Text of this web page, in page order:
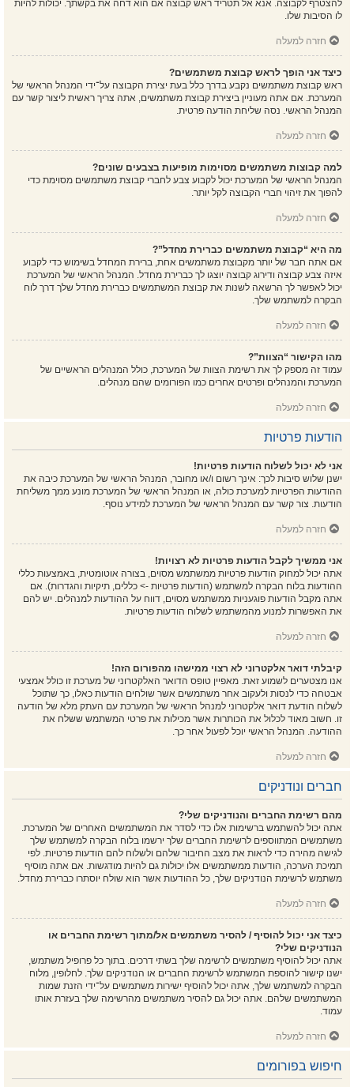
להצטרף לקבוצה. אנא אל תטריד ראש קבוצה אם הוא דחה את בקשתך. יכולות להיות
לו הסיבות שלו.
חזרה למעלה
כיצד אני הופך לראש קבוצת משתמשים?
ראש קבוצת משתמשים נקבע בדרך כלל בעת יצירת הקבוצה על־ידי המנהל הראשי של
המערכת. אם אתה מעוניין ביצירת קבוצת משתמשים, אתה צריך ראשית ליצור קשר עם
המנהל הראשי. נסה שליחת הודעה פרטית.
חזרה למעלה
למה קבוצות משתמשים מסוימות מופיעות בצבעים שונים?
המנהל הראשי של המערכת יכול לקבוע צבע לחברי קבוצת משתמשים מסוימת כדי
להפוך את זיהוי חברי הקבוצה לקל יותר.
חזרה למעלה
מה היא “קבוצת משתמשים כברירת מחדל”?
אם אתה חבר של יותר מקבוצת משתמשים אחת, ברירת המחדל בשימוש כדי לקבוע
איזה צבע קבוצה ודירוג קבוצה יוצגו לך כברירת מחדל. המנהל הראשי של המערכת
יכול לאפשר לך הרשאה לשנות את קבוצת המשתמשים כברירת מחדל שלך דרך לוח
הבקרה למשתמש שלך.
חזרה למעלה
מהו הקישור “הצוות”?
עמוד זה מספק לך את רשימת הצוות של המערכת, כולל המנהלים הראשיים של
המערכת והמנהלים ופרטים אחרים כמו הפורומים שהם מנהלים.
חזרה למעלה
הודעות פרטיות
אני לא יכול לשלוח הודעות פרטיות!
ישנן שלוש סיבות לכך: אינך רשום ו/או מחובר, המנהל הראשי של המערכת כיבה את
ההודעות הפרטיות למערכת כולה, או המנהל הראשי של המערכת מונע ממך משליחת
הודעות. צור קשר עם המנהל הראשי של המערכת למידע נוסף.
חזרה למעלה
אני ממשיך לקבל הודעות פרטיות לא רצויות!
אתה יכול למחוק הודעות פרטיות ממשתמש מסוים, בצורה אוטומטית, באמצעות כללי
ההודעות בלוח הבקרה למשתמש (הודעות פרטיות -> כללים, תיקיות והגדרות). אם
אתה מקבל הודעות פוגעניות ממשתמש מסוים, דווח על ההודעות למנהלים. יש להם
את האפשרות למנוע מהמשתמש לשלוח הודעות פרטיות.
חזרה למעלה
קיבלתי דואר אלקטרוני לא רצוי ממישהו מהפורום הזה!
אנו מצטערים לשמוע זאת. מאפיין טופס הדואר האלקטרוני של מערכת זו כולל אמצעי
אבטחה כדי לנסות ולעקוב אחר משתמשים אשר שולחים הודעות כאלו, כך שתוכל
לשלוח הודעת דואר אלקטרוני למנהל הראשי של המערכת עם העתק מלא של הודעה
זו. חשוב מאוד לכלול את הכותרות אשר מכילות את פרטי המשתמש ששלח את
ההודעה. המנהל הראשי יוכל לפעול אחר כך.
חזרה למעלה
חברים ונודניקים
מהם רשימת החברים והנודניקים שלי?
אתה יכול להשתמש ברשימות אלו כדי לסדר את המשתמשים האחרים של המערכת.
משתמשים המתווספים לרשימת החברים שלך ירשמו בלוח הבקרה למשתמש שלך
לגישה מהירה כדי לראות את מצב החיבור שלהם ולשלוח להם הודעות פרטיות. לפי
תמיכת הערכה, הודעות ממשתמשים אלו יכולות גם להיות מודגשות. אם אתה מוסיף
משתמש לרשימת הנודניקים שלך, כל ההודעות אשר הוא שולח יוסתרו כברירת מחדל.
חזרה למעלה
כיצד אני יכול להוסיף / להסיר משתמשים אל/מתוך רשימת החברים או
הנודניקים שלי?
אתה יכול להוסיף משתמשים לרשימה שלך בשתי דרכים. בתוך כל פרופיל משתמש,
ישנו קישור להוספת המשתמש לרשימת החברים או הנודניקים שלך. לחלופין, מלוח
הבקרה למשתמש שלך, אתה יכול להוסיף ישירות משתמשים על־ידי הזנת שמות
המשתמשים שלהם. אתה יכול גם להסיר משתמשים מהרשימה שלך בעזרת אותו
עמוד.
חזרה למעלה
חיפוש בפורומים